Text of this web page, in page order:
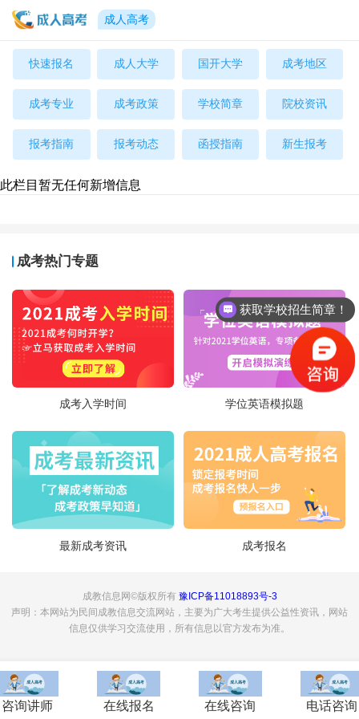
成人高考
快速报名 成人大学 国开大学 成考地区
成考专业 成考政策 学校简章 院校资讯
报考指南 报考动态 函授指南 新生报考
此栏目暂无任何新增信息
成考热门专题
成考入学时间 学位英语模拟题
最新成考资讯 成考报名
成教信息网©版权所有 豫ICP备11018893号-3
声明：本网站为民间成教信息交流网站，主要为广大考生提供公益性资讯，网站
信息仅供学习交流使用，所有信息以官方发布为准。
咨询讲师 在线报名 在线咨询 电话咨询
获取学校招生简章！